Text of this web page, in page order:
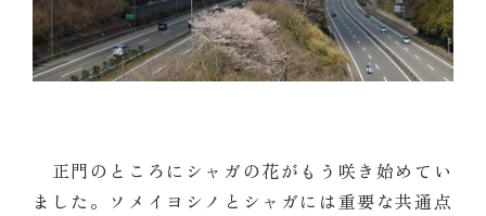
正門のところにシャガの花がもう咲き始めてい
ました。ソメイヨシノとシャガには重要な共通点